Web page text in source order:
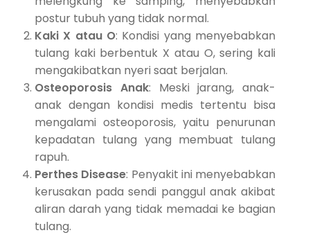
postur tubuh yang tidak normal.
Kaki X atau O: Kondisi yang menyebabkan
tulang kaki berbentuk X atau O, sering kali
mengakibatkan nyeri saat berjalan.
Osteoporosis Anak: Meski jarang, anak-
anak dengan kondisi medis tertentu bisa
mengalami osteoporosis, yaitu penurunan
kepadatan tulang yang membuat tulang
rapuh.
Perthes Disease: Penyakit ini menyebabkan
kerusakan pada sendi panggul anak akibat
aliran darah yang tidak memadai ke bagian
tulang.